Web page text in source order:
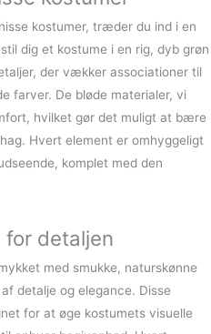
kostumer, træder du ind i en
dig et kostume i en rig, dyb grøn
der vækker associationer til
farver. De bløde materialer, vi
hvilket gør det muligt at bære
Hvert element er omhyggeligt
komplet med den
for detaljen
med smukke, naturskønne
detalje og elegance. Disse
for at øge kostumets visuelle